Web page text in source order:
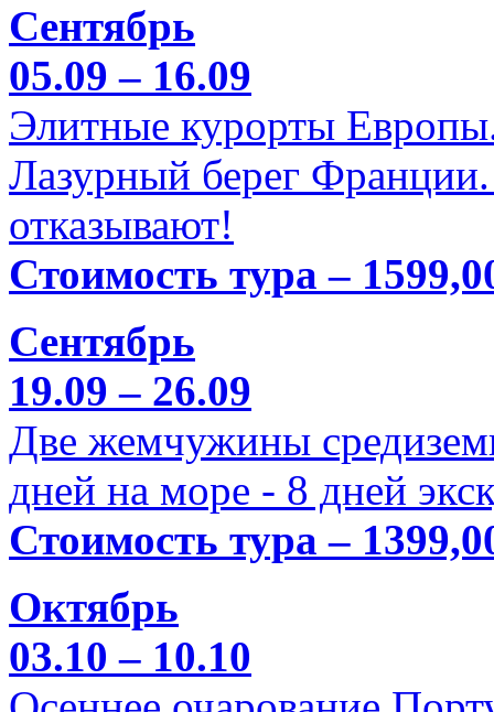
Сентябрь
05.09 – 16.09
Элитные курорты
Лазурный берег
отказывают!
Стоимость тура –
Сентябрь
19.09 – 26.09
Две жемчужины
дней на море - 8 дней
Стоимость тура –
Октябрь
03.10 – 10.10